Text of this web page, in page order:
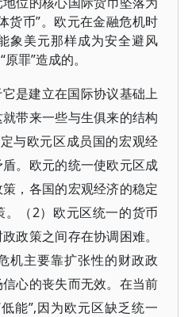
货币”。欧元在金融危机时
象美元那样成为安全避风
罪”造成的。
是建立在国际协议基础上
带来一些与生俱来的结构
与欧元区成员国的宏观经
。欧元的统一使欧元区成
，各国的宏观经济的稳定
。（2）欧元区统一的货币
政策之间存在协调困难。
机主要靠扩张性的财政政
心的丧失而无效。在当前
能”,因为欧元区缺乏统一